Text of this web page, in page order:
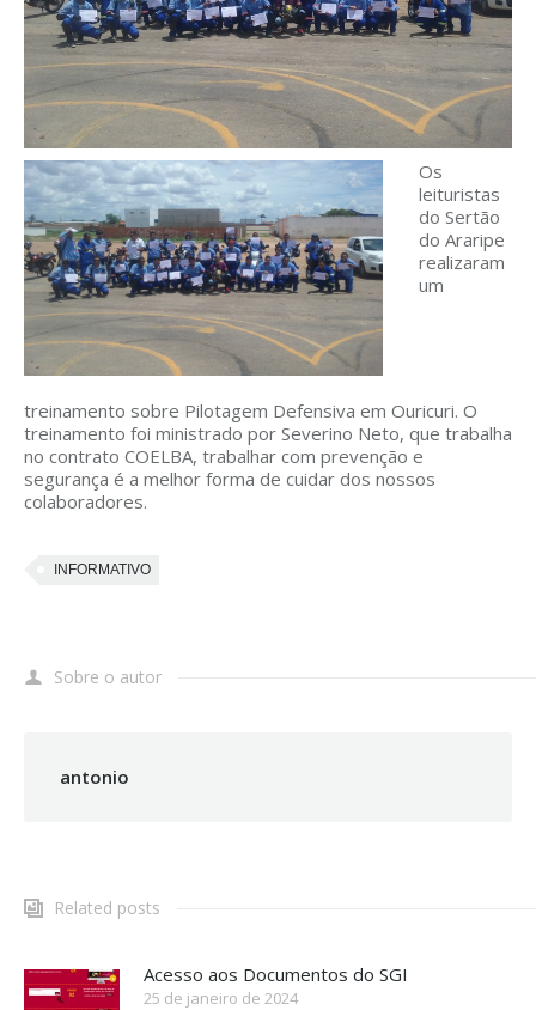
Os
leituristas
do Sertão
do Araripe
realizaram
um
treinamento sobre Pilotagem Defensiva em Ouricuri. O
treinamento foi ministrado por Severino Neto, que trabalha
no contrato COELBA, trabalhar com prevenção e
segurança é a melhor forma de cuidar dos nossos
colaboradores.
INFORMATIVO
Sobre o autor
antonio
Related posts
Acesso aos Documentos do SGI
25 de janeiro de 2024